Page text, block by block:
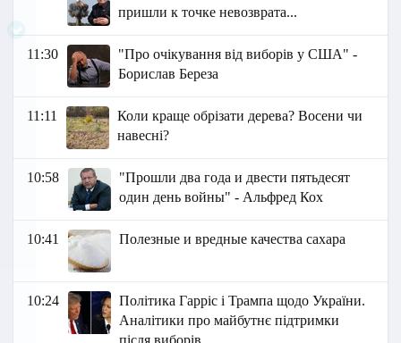
пришли к точке невозврата...
11:30
"Про очікування від виборів у США" -
Борислав Береза
11:11
Коли краще обрізати дерева? Восени чи
навесні?
10:58
"Прошли два года и двести пятьдесят
один день войны" - Альфред Кох
10:41 Полезные и вредные качества сахара
10:24
Політика Гарріс і Трампа щодо України.
Аналітики про майбутнє підтримки